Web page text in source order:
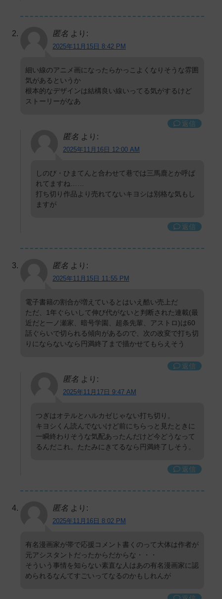
匿名 より:
2025年11月15日 8:42 PM
細い線のアニメ画になったらかっこよくなりそうな雰囲
気があるというか
根本的なデザインは結構良い線いってる気がするけど
ストーリーがなあ
返信
匿名 より:
2025年11月16日 12:00 AM
しのび・ひまてんと合わせて巷では三馬鹿とか呼ば
れてますね……
打ち切り作品より売れてないキヨシは別格な気もし
ますが
返信
匿名 より:
2025年11月15日 11:55 PM
電子書籍の割合が増えているとはいえ酷い売上だ
ただ、1年ぐらいして伸び代がないと判断された連載(最
近だと一ノ瀬家、暗号学園、超条先輩、アストロ)は60
話ぐらいで切られる傾向があるので、次の改変で打ち切
りにならないなら円満終了まで描かせてもらえそう
返信
匿名 より:
2025年11月17日 9:47 AM
つぎはオテルとハルカゼじゃない打ち切り。
キヨシくん読んでないけど前にちらっと見たときに
一瞬終わりそうな気配あったんだけど今どうなって
るんだこれ。たたみにきてるなら円満終了しそう。
返信
匿名 より:
2025年11月16日 8:02 PM
有名漫画家が帯で応援コメント書くのって大体は作者が
元アシスタントだったからだからな・・・
そういう事情を知らない素直な人はあの有名漫画家に認
められるなんてすごいってなるのかもしれんが